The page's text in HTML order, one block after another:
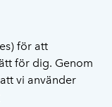
för att
för dig. Genom
vi använder